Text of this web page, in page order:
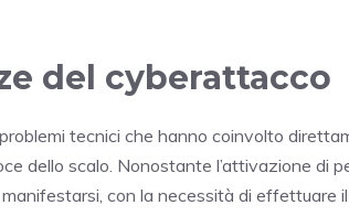
del cyberattacco
tecnici che hanno coinvolto
dello scalo. Nonostante l’attivazione di
con la necessità di effettuare il